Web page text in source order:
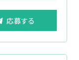
応募する